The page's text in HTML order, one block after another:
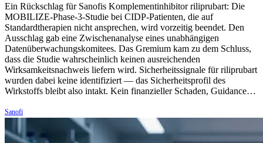
Ein Rückschlag für Sanofis Komplementinhibitor riliprubart: Die
MOBILIZE-Phase-3-Studie bei CIDP-Patienten, die auf
Standardtherapien nicht ansprechen, wird vorzeitig beendet. Den
Ausschlag gab eine Zwischenanalyse eines unabhängigen
Datenüberwachungskomitees. Das Gremium kam zu dem Schluss,
dass die Studie wahrscheinlich keinen ausreichenden
Wirksamkeitsnachweis liefern wird. Sicherheitssignale für riliprubart
wurden dabei keine identifiziert — das Sicherheitsprofil des
Wirkstoffs bleibt also intakt. Kein finanzieller Schaden, Guidance…
Sanofi